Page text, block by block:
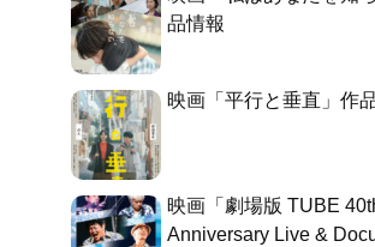
品情報
映画「平行と垂直」作
映画「劇場版 TUBE
Anniversary Live &